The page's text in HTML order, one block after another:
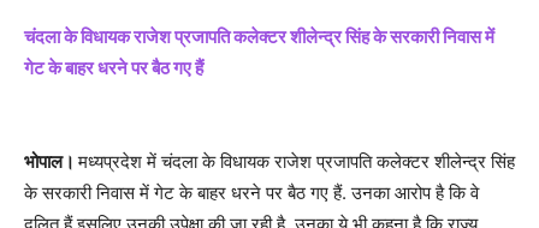
चंदला के विधायक राजेश प्रजापति कलेक्टर शीलेन्द्र सिंह के सरकारी निवास में
गेट के बाहर धरने पर बैठ गए हैं
भोपाल।मध्यप्रदेश में चंदला के विधायक राजेश प्रजापति कलेक्टर शीलेन्द्र सिंह
के सरकारी निवास में गेट के बाहर धरने पर बैठ गए हैं. उनका आरोप है कि वे